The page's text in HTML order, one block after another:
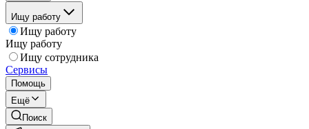
Ищу работу
Ищу работу
Ищу работу
Ищу сотрудника
Сервисы
Помощь
Ещё
Поиск